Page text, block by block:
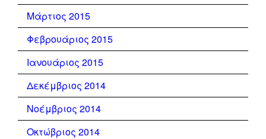
Μάρτιος 2015
Φεβρουάριος 2015
Ιανουάριος 2015
Δεκέμβριος 2014
Νοέμβριος 2014
Οκτώβριος 2014